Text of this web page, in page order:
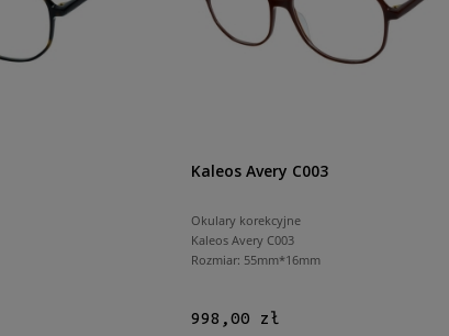
Kaleos Avery C003
Okulary korekcyjne
Kaleos Avery C003
Rozmiar: 55mm*16mm
998,00 zł